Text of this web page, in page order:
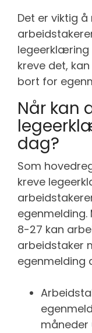
Det er viktig
legeerklæring
kreve det,
bort for
Når kan
dag?
Som
kreve
egenmelding.
8-27 kan
arbeidstaker
egenmelding